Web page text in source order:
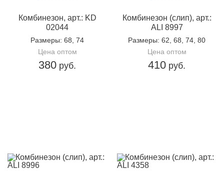
Комбинезон, арт.: KD
02044
Размеры: 68, 74
Цена оптом
380 руб.
Комбинезон (слип), арт.:
ALI 8997
Размеры: 62, 68, 74, 80
Цена оптом
410 руб.